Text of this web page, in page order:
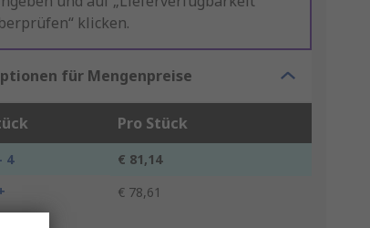
klicken.
für Mengenpreise
Pro Stück
4
€ 81,14
€ 78,61